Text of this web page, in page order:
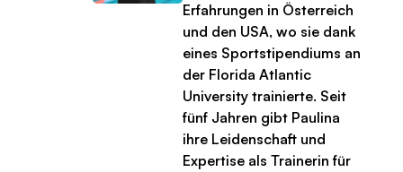
Erfahrungen in Österreich
und den USA, wo sie dank
eines Sportstipendiums an
der Florida Atlantic
University trainierte. Seit
fünf Jahren gibt Paulina
ihre Leidenschaft und
Expertise als Trainerin für